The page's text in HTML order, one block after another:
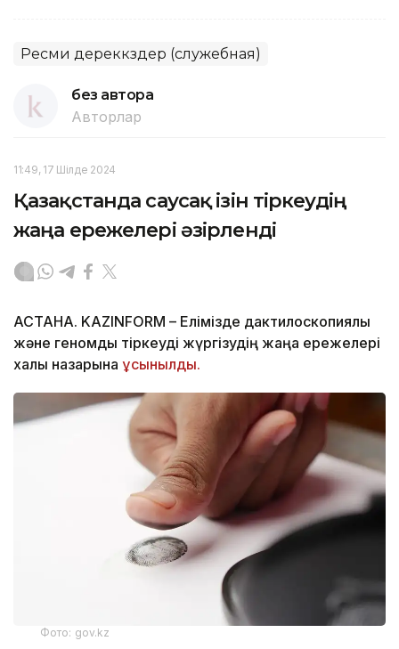
Ресми дереккөздер (служебная)
без автора
Авторлар
11:49, 17 Шілде 2024
Қазақстанда саусақ ізін тіркеудің
жаңа ережелері әзірленді
АСТАНА. KAZINFORM – Елімізде дактилоскопиялық
және геномдық тіркеуді жүргізудің жаңа ережелері
халық назарына ұсынылды.
Фото: gov.kz